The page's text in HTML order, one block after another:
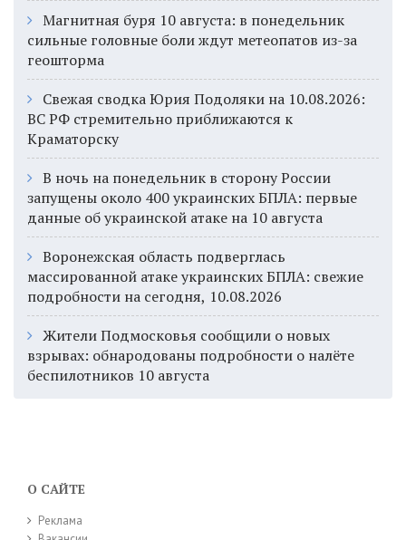
Магнитная буря 10 августа: в понедельник
сильные головные боли ждут метеопатов из-за
геошторма
Свежая сводка Юрия Подоляки на 10.08.2026:
ВС РФ стремительно приближаются к
Краматорску
В ночь на понедельник в сторону России
запущены около 400 украинских БПЛА: первые
данные об украинской атаке на 10 августа
Воронежская область подверглась
массированной атаке украинских БПЛА: свежие
подробности на сегодня, 10.08.2026
Жители Подмосковья сообщили о новых
взрывах: обнародованы подробности о налёте
беспилотников 10 августа
О САЙТЕ
Реклама